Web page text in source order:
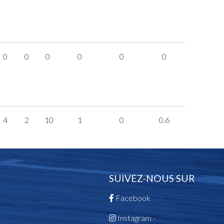
0 0 0 0 0 0
4 2 10 1 0 0.6
SUIVEZ-NOUS SUR
Facebook
Instagram -